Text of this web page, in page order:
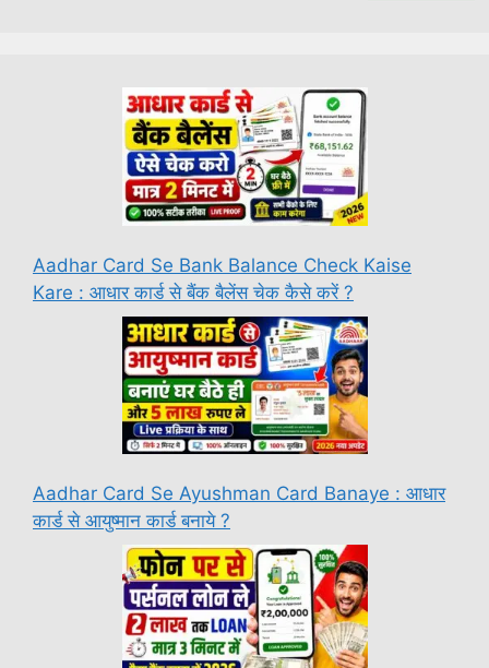
Aadhar Card Se Bank Balance Check Kaise
Kare : आधार कार्ड से बैंक बैलेंस चेक कैसे करें ?
Aadhar Card Se Ayushman Card Banaye : आधार
कार्ड से आयुष्मान कार्ड बनाये ?